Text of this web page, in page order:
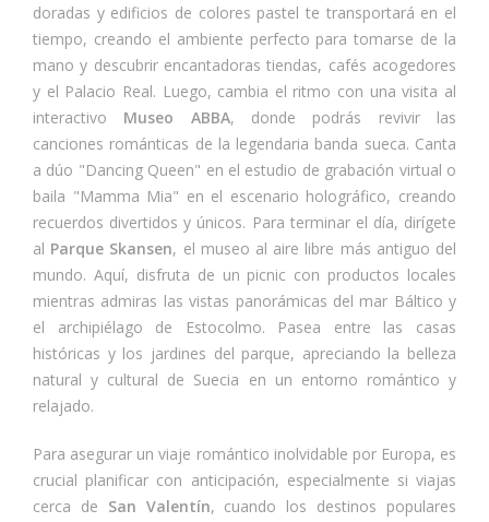
doradas y edificios de colores pastel te transportará en el
tiempo, creando el ambiente perfecto para tomarse de la
mano y descubrir encantadoras tiendas, cafés acogedores
y el Palacio Real. Luego, cambia el ritmo con una visita al
interactivo Museo ABBA, donde podrás revivir las
canciones románticas de la legendaria banda sueca. Canta
a dúo "Dancing Queen" en el estudio de grabación virtual o
baila "Mamma Mia" en el escenario holográfico, creando
recuerdos divertidos y únicos. Para terminar el día, dirígete
al Parque Skansen, el museo al aire libre más antiguo del
mundo. Aquí, disfruta de un picnic con productos locales
mientras admiras las vistas panorámicas del mar Báltico y
el archipiélago de Estocolmo. Pasea entre las casas
históricas y los jardines del parque, apreciando la belleza
natural y cultural de Suecia en un entorno romántico y
relajado.
Para asegurar un viaje romántico inolvidable por Europa, es
crucial planificar con anticipación, especialmente si viajas
cerca de San Valentín, cuando los destinos populares